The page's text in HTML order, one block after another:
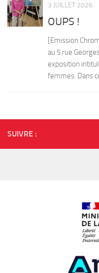
3 JUILLET 2026
OUPS !
[Emission
au 5 rue
exposition
femmes. Dans
SUIVRE :